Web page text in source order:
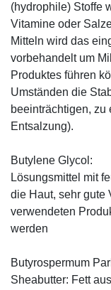
(hydrophile) Stoffe
Vitamine oder
Mitteln wird das
vorbehandelt um
Produktes führen
Umständen die
beeinträchtigen, zu
Entsalzung).
Butylene Glycol:
Lösungsmittel mit
die Haut, sehr gute
verwendeten
werden
Butyrospermum
Sheabutter: Fett